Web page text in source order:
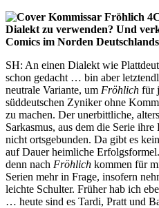
Dialekt zu verwenden? Und
Comics im Norden
SH: An einen Dialekt wie
schon gedacht … bin aber
neutrale Variante, um Fröhlich für
süddeutschen Zyniker ohne
zu machen. Der unerbittliche,
Sarkasmus, aus dem die Serie
nicht ortsgebunden. Da gibt es
auf Dauer heimliche
denn nach Fröhlich kommen für
Serien mehr in Frage, insofern
leichte Schulter. Früher hab ich
… heute sind es Tardi, Pratt und